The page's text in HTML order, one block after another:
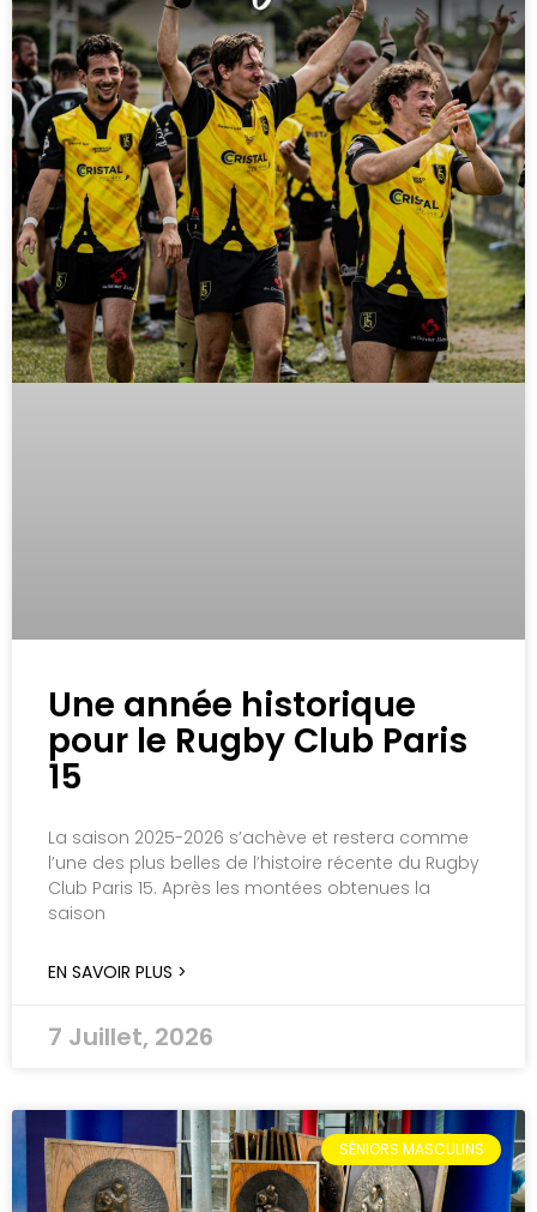
Une année historique
pour le Rugby Club Paris
15
La saison 2025-2026 s’achève et restera comme
l’une des plus belles de l’histoire récente du Rugby
Club Paris 15. Après les montées obtenues la
saison
EN SAVOIR PLUS >
7 Juillet, 2026
SÉNIORS MASCULINS